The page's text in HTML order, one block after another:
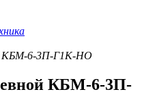
КБМ-6-3П-Г1К-НО
КБМ-6-3П-